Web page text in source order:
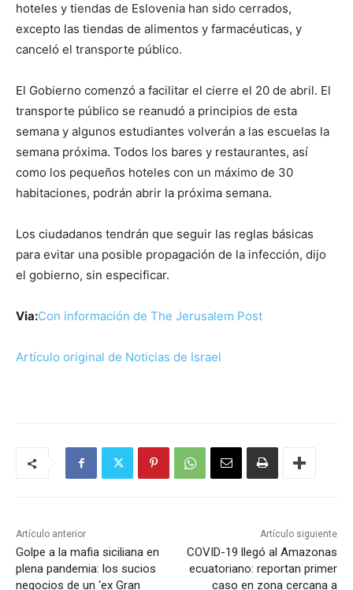
hoteles y tiendas de Eslovenia han sido cerrados,
excepto las tiendas de alimentos y farmacéuticas, y
canceló el transporte público.
El Gobierno comenzó a facilitar el cierre el 20 de abril. El
transporte público se reanudó a principios de esta
semana y algunos estudiantes volverán a las escuelas la
semana próxima. Todos los bares y restaurantes, así
como los pequeños hoteles con un máximo de 30
habitaciones, podrán abrir la próxima semana.
Los ciudadanos tendrán que seguir las reglas básicas
para evitar una posible propagación de la infección, dijo
el gobierno, sin especificar.
Via:Con información de The Jerusalem Post
Artículo original de Noticias de Israel
Artículo anterior
Golpe a la mafia siciliana en
plena pandemia: los sucios
negocios de un ‘ex Gran
Artículo siguiente
COVID-19 llegó al Amazonas
ecuatoriano: reportan primer
caso en zona cercana a